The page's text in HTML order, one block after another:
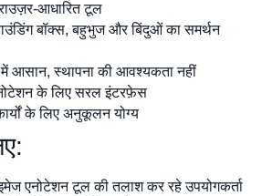
आधारित टूल
बॉक्स, बहुभुज और बिंदुओं का समर्थन
आसान, स्थापना की आवश्यकता नहीं
के लिए सरल इंटरफ़ेस
के लिए अनुकूलन योग्य
एनोटेशन टूल की तलाश कर रहे उपयोगकर्ता